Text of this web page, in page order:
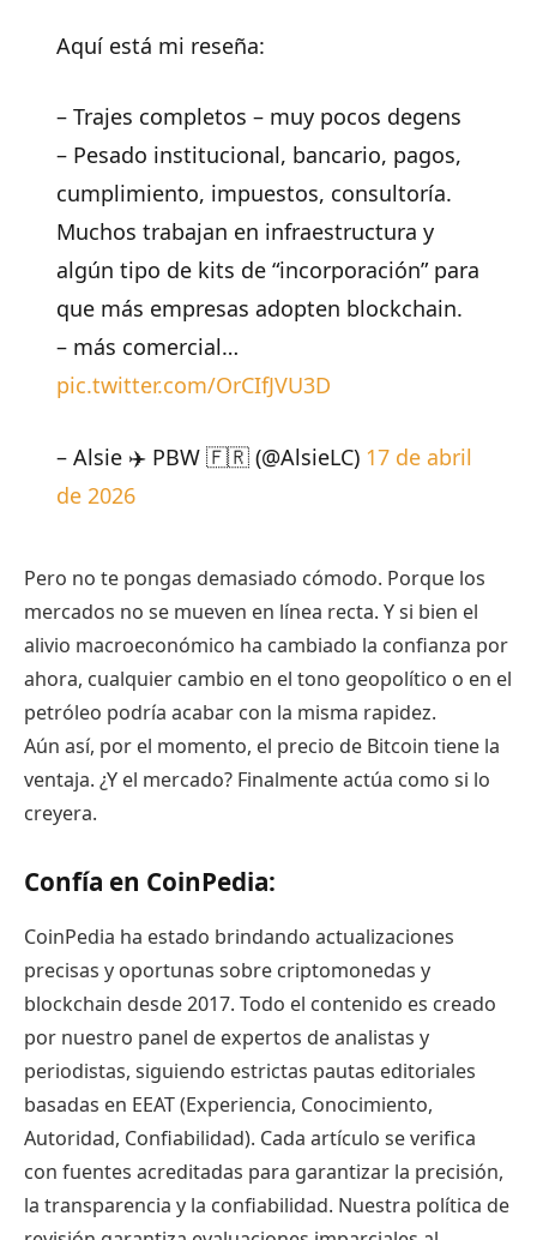
Aquí está mi reseña:
– Trajes completos – muy pocos degens
– Pesado institucional, bancario, pagos,
cumplimiento, impuestos, consultoría.
Muchos trabajan en infraestructura y
algún tipo de kits de “incorporación” para
que más empresas adopten blockchain.
– más comercial…
pic.twitter.com/OrCIfJVU3D
– Alsie ✈️ PBW 🇫🇷 (@AlsieLC) 17 de abril
de 2026
Pero no te pongas demasiado cómodo. Porque los
mercados no se mueven en línea recta. Y si bien el
alivio macroeconómico ha cambiado la confianza por
ahora, cualquier cambio en el tono geopolítico o en el
petróleo podría acabar con la misma rapidez.
Aún así, por el momento, el precio de Bitcoin tiene la
ventaja. ¿Y el mercado? Finalmente actúa como si lo
creyera.
Confía en CoinPedia:
CoinPedia ha estado brindando actualizaciones
precisas y oportunas sobre criptomonedas y
blockchain desde 2017. Todo el contenido es creado
por nuestro panel de expertos de analistas y
periodistas, siguiendo estrictas pautas editoriales
basadas en EEAT (Experiencia, Conocimiento,
Autoridad, Confiabilidad). Cada artículo se verifica
con fuentes acreditadas para garantizar la precisión,
la transparencia y la confiabilidad. Nuestra política de